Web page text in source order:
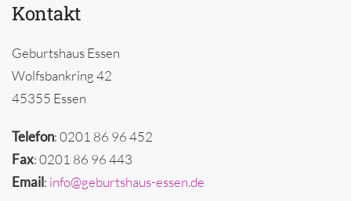
Kontakt
Geburtshaus Essen
Wolfsbankring 42
45355 Essen
Telefon: 0201 86 96 452
Fax: 0201 86 96 443
Email: info@geburtshaus-essen.de